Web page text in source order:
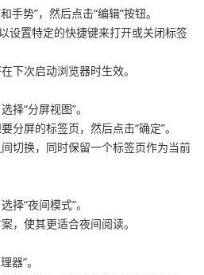
手势”，然后点击“编辑”按钮。
设置特定的快捷键来打开或关闭标签
下次启动浏览器时生效。
择“分屏视图”。
分屏的标签页，然后点击“确定”。
切换，同时保留一个标签页作为当前
择“夜间模式”。
，使其更适合夜间阅读。
器”。